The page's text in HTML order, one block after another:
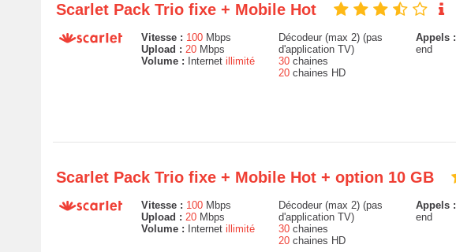
Scarlet Pack Trio fixe + Mobile Hot
Vitesse : 100Mbps
Upload : 20Mbps
Volume :
Internet illimité
Décodeur (max 2) (pas
d'application TV)
30chaines
20chaines HD
Appels :
end
Scarlet Pack Trio fixe + Mobile Hot + option 10 GB
Vitesse : 100Mbps
Upload : 20Mbps
Volume :
Internet illimité
Décodeur (max 2) (pas
d'application TV)
30chaines
20chaines HD
Appels :
end